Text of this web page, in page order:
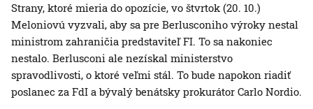
Strany, ktoré mieria do opozície, vo štvrtok (20. 10.)
Meloniovú vyzvali, aby sa pre Berlusconiho výroky nestal
ministrom zahraničia predstaviteľ FI. To sa nakoniec
nestalo. Berlusconi ale nezískal ministerstvo
spravodlivosti, o ktoré veľmi stál. To bude napokon riadiť
poslanec za FdI a bývalý benátsky prokurátor Carlo Nordio.